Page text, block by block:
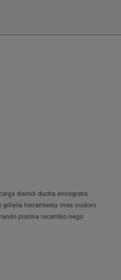
dismol ducha enviogratis
griferia herramienta imex inodoro
piscina recambio riego